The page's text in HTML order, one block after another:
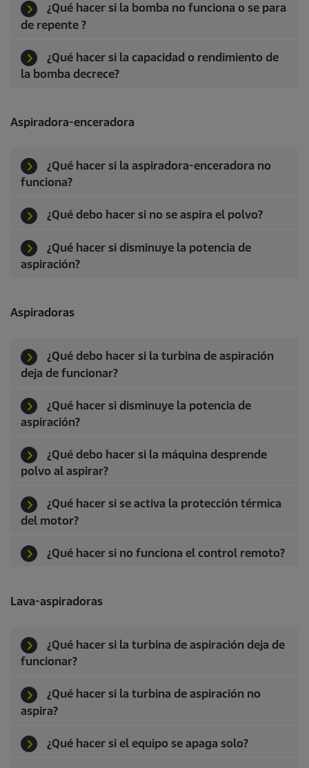
¿Qué hacer si la bomba no funciona o se para
de repente ?
¿Qué hacer si la capacidad o rendimiento de
la bomba decrece?
Aspiradora-enceradora
¿Qué hacer si la aspiradora-enceradora no
funciona?
¿Qué debo hacer si no se aspira el polvo?
¿Qué hacer si disminuye la potencia de
aspiración?
Aspiradoras
¿Qué debo hacer si la turbina de aspiración
deja de funcionar?
¿Qué hacer si disminuye la potencia de
aspiración?
¿Qué debo hacer si la máquina desprende
polvo al aspirar?
¿Qué hacer si se activa la protección térmica
del motor?
¿Qué hacer si no funciona el control remoto?
Lava-aspiradoras
¿Qué hacer si la turbina de aspiración deja de
funcionar?
¿Qué hacer si la turbina de aspiración no
aspira?
¿Qué hacer si el equipo se apaga solo?